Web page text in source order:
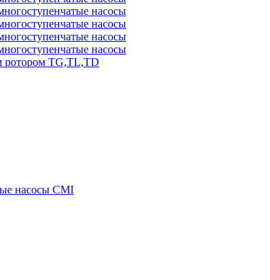
насосы
насосы
насосы
насосы
ротором TG,TL,TD
насосы CMI